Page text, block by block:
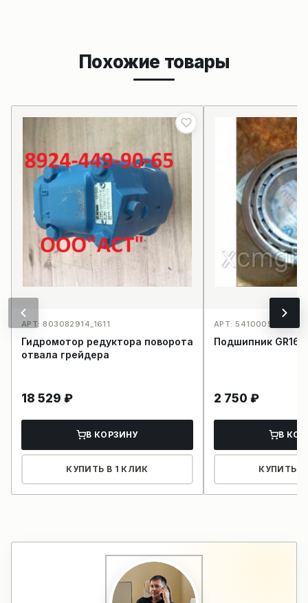
Похожие товары
АРТ: 803082914_1611
Гидромотор редуктора поворота
отвала грейдера
18 529 ₽
В КОРЗИНУ
КУПИТЬ В 1 КЛИК
АРТ: 54100059_1635
Подшипник
2 750 ₽
В
КУПИТЬ В